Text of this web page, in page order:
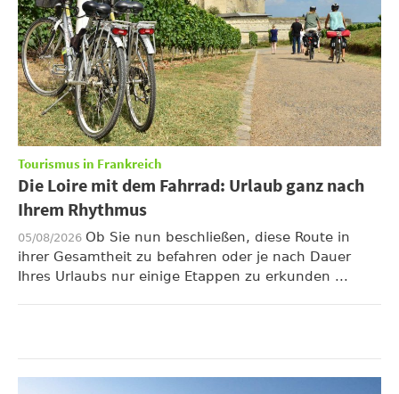
Tourismus in Frankreich
Die Loire mit dem Fahrrad: Urlaub ganz nach
Ihrem Rhythmus
05/08/2026 Ob Sie nun beschließen, diese Route in
ihrer Gesamtheit zu befahren oder je nach Dauer
Ihres Urlaubs nur einige Etappen zu erkunden ...